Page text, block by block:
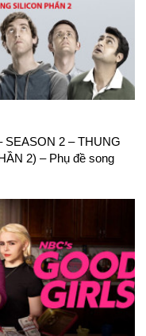
SEASON 2 – THUNG
2) – Phụ đề song